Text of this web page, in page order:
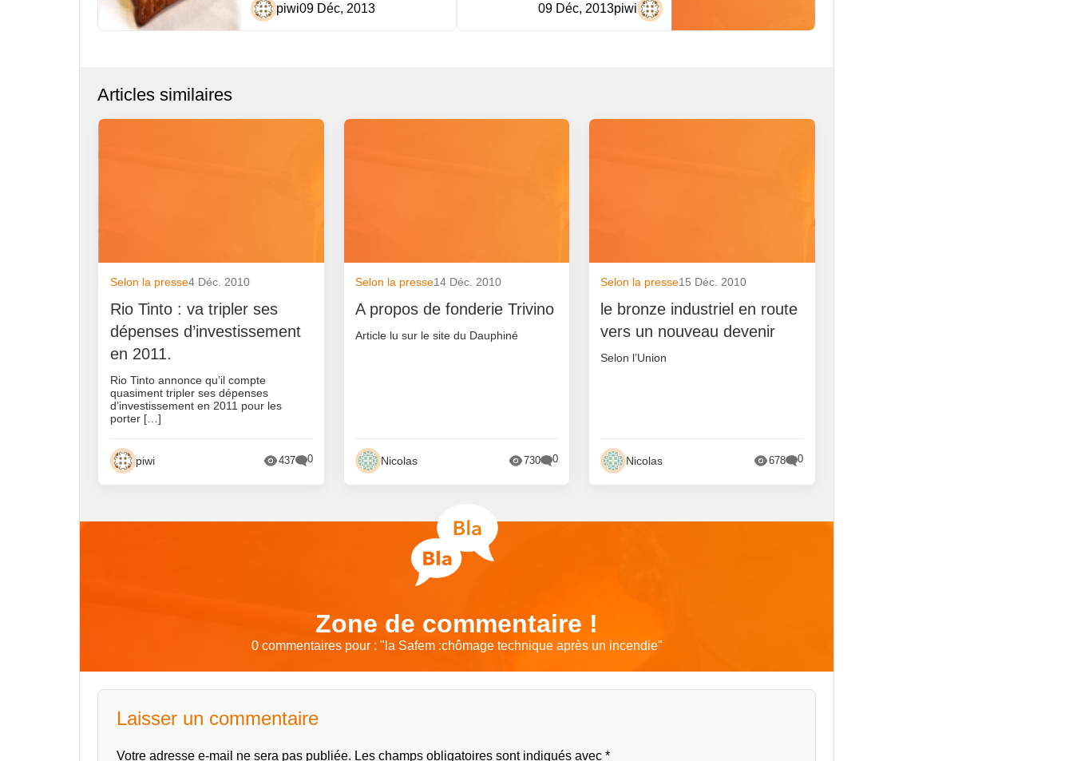
piwi09 Déc, 2013 piwi
09 Déc, 2013
Articles similaires
Selon la presse4 Déc. 2010
Rio Tinto : va tripler ses
dépenses d’investissement
en 2011.
Rio Tinto annonce qu’il compte
quasiment tripler ses dépenses
d’investissement en 2011 pour les
porter […]
piwi 437 0
Selon la presse14 Déc. 2010
A propos de fonderie Trivino
Article lu sur le site du Dauphiné
Nicolas 730 0
Selon la presse15 Déc. 2010
le bronze industriel en route
vers un nouveau devenir
Selon l’Union
Nicolas 678 0
Zone de commentaire !
0 commentaires pour : " la Safem :chômage technique après un incendie"
Laisser un commentaire
Votre adresse e-mail ne sera pas publiée. Les champs obligatoires sont indiqués avec *